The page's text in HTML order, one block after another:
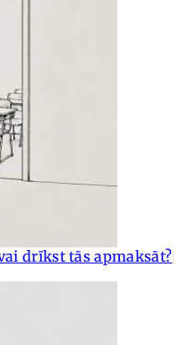
drīkst tās apmaksāt?